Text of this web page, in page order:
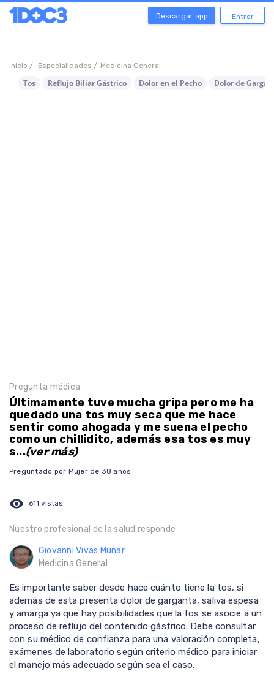
Descargar app Entrar
Inicio / Especialidades / Medicina General
Tos Reflujo Biliar Gástrico Dolor en el Pecho Dolor de
Pregunta médica
Últimamente tuve mucha gripa pero me ha
quedado una tos muy seca que me hace
sentir como ahogada y me suena el pecho
como un chillidito, además esa tos es muy
s...(ver más)
Preguntado por Mujer de 38 años
visibility 611 vistas
Nuestro profesional de la salud responde
Giovanni Vivas Munar
Medicina General
Es importante saber desde hace cuánto tiene la tos, si
además de esta presenta dolor de garganta, saliva espesa
y amarga ya que hay posibilidades que la tos se asocie a un
proceso de reflujo del contenido gástrico. Debe consultar
con su médico de confianza para una valoración completa,
exámenes de laboratorio según criterio médico para iniciar
el manejo más adecuado según sea el caso.